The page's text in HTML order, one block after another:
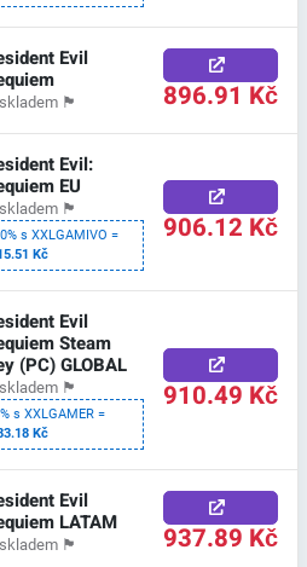
Evil
🏴 896.91 Kč
Evil:
EU
🏴
s XXLGAMIVO =
Kč
906.12 Kč
Evil
Steam
(PC) GLOBAL
🏴
s XXLGAMER =
Kč
910.49 Kč
Evil
LATAM
🏴 937.89 Kč